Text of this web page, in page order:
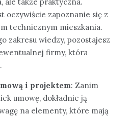
oczywiście zapoznanie się z
technicznym mieszkania.
zakresu wiedzy, pozostajesz
firmy, która
i projektem: Zanim
umowę, dokładnie ją
na elementy, które mają